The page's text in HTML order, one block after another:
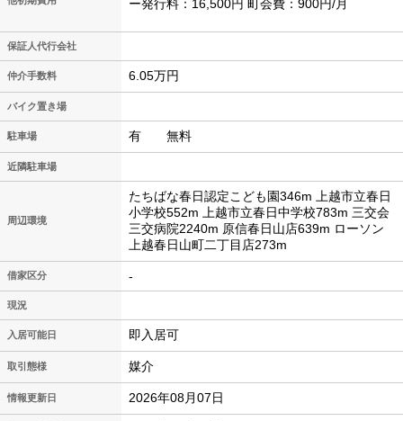
ー発行料：16,500円 町会費：900円/月
保証人代行会社
仲介手数料 6.05万円
バイク置き場
駐車場 有 無料
近隣駐車場
周辺環境
たちばな春日認定こども園346m 上越市立春日
小学校552m 上越市立春日中学校783m 三交会
三交病院2240m 原信春日山店639m ローソン
上越春日山町二丁目店273m
借家区分 -
現況
入居可能日 即入居可
取引態様 媒介
情報更新日 2026年08月07日